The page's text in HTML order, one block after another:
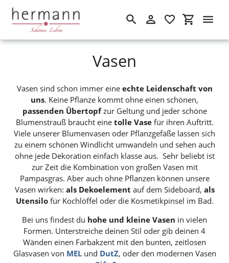
Direkt
SuchenEinloggen
S
m
m
l
u
n
g
Vasen
Vasen sind schon immer eineechte Leidenschaft von
uns. Keine Pflanze kommt ohne einen schönen,
passenden Übertopfzur Geltung und jeder schöne
Blumenstrauß braucht eine tolle Vasefür ihren Auftritt.
Viele unserer Blumenvasen oder Pflanzgefäße lassen sich
zu einem schönen Windlicht umwandeln und sehen auch
ohne jede Dekoration einfach klasse aus. Sehr beliebt ist
zur Zeit die Kombination von großen Vasen mit
Pampasgras. Aber auch ohne Pflanzen können unsere
Vasen wirken: als Dekoelement auf dem Sideboard, als
Utensilofür Kochlöffel oder die Kosmetikpinsel im Bad.
Bei uns findest du hohe und kleine Vasen in vielen
Formen. Unterstreiche deinen Stil oder gib deinen 4
Wänden einen Farbakzent mit den bunten, zeitlosen
Glasvasen von MELund DutZ, oder den modernen Vasen